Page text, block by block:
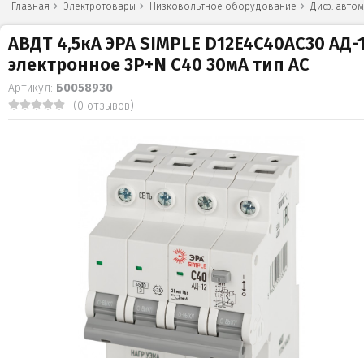
Главная Электротовары Низковольтное оборудование Диф.
АВДТ 4,5кА ЭРА SIMPLE D12E4C40AC30 АД-
электронное 3P+N С40 30мА тип АС
Артикул: Б0058930
(0 отзывов)